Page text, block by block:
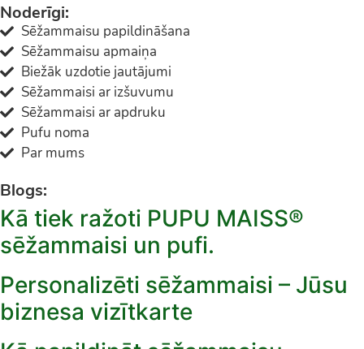
Noderīgi:
Sēžammaisu papildināšana
Sēžammaisu apmaiņa
Biežāk uzdotie jautājumi
Sēžammaisi ar izšuvumu
Sēžammaisi ar apdruku
Pufu noma
Par mums
Blogs:
Kā tiek ražoti PUPU MAISS®
sēžammaisi un pufi.
Personalizēti sēžammaisi – Jūsu
biznesa vizītkarte